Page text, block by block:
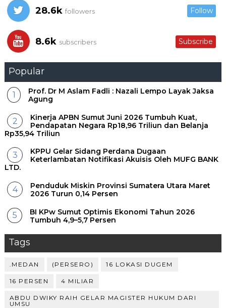
28.6k followers Follow
8.6k subscribers Subscribe
Popular
Prof. Dr M Aslam Fadli : Nazali Lempo Layak Jaksa
Agung
Kinerja APBN Sumut Juni 2026 Tumbuh Kuat,
Pendapatan Negara Rp18,96 Triliun dan Belanja
Rp35,94 Triliun
KPPU Gelar Sidang Perdana Dugaan
Keterlambatan Notifikasi Akuisis Oleh MUFG BANK
LTD.
Penduduk Miskin Provinsi Sumatera Utara Maret
2026 Turun 0,14 Persen
BI KPw Sumut Optimis Ekonomi Tahun 2026
Tumbuh 4,9–5,7 Persen
Tags
.MEDAN (PERSERO) 16 LOKASI DUGEM
16 PERSEN 4 MILIAR
ABDU DWIKY RAIH GELAR MAGISTER HUKUM DARI
UMSU